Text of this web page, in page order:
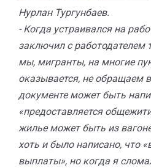
Нурлан Тургунбаев.
​- Когда устраивался на
заключил с работодателем
мы, мигранты, на многие
оказывается, не обращаем
документе может быть
«предоставляется
жилье может быть из
хоть и было написано, что
выплаты», но когда я